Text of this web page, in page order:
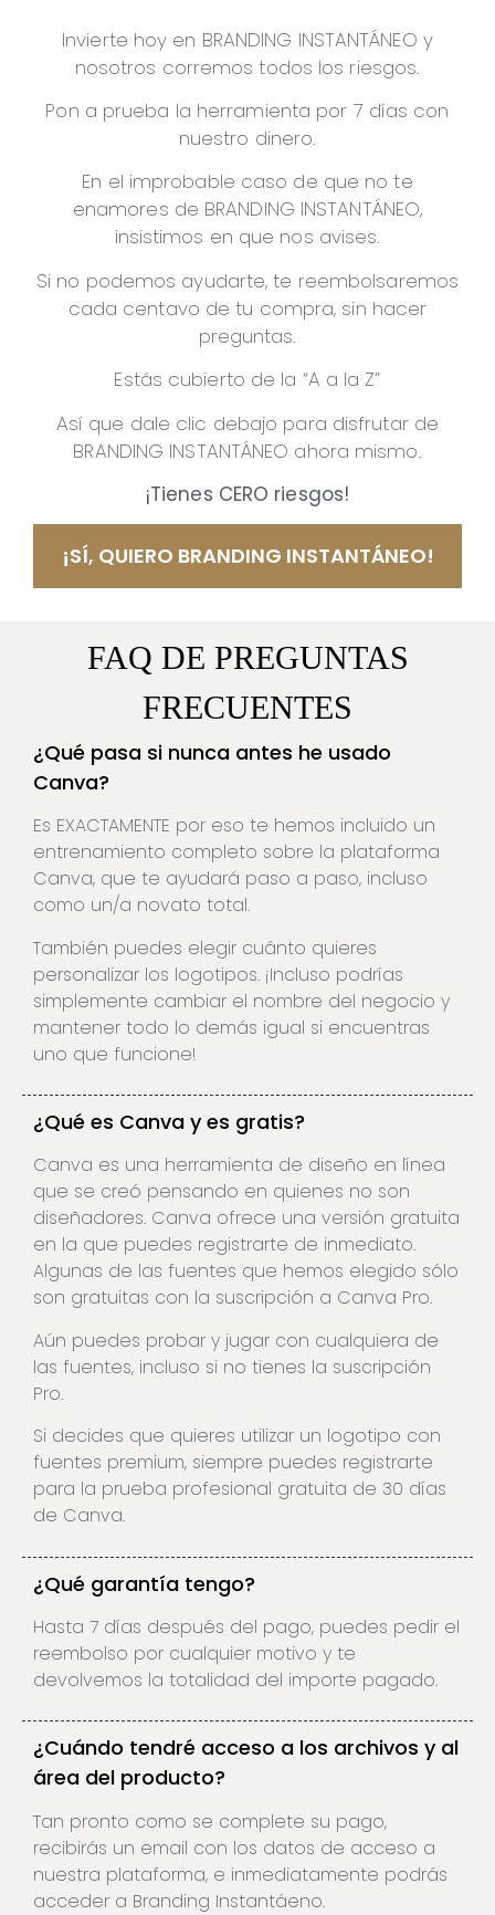
Invierte hoy en BRANDING INSTANTÁNEO y
nosotros corremos todos los riesgos.
Pon a prueba la herramienta por 7 días con
nuestro dinero.
En el improbable caso de que no te
enamores de BRANDING INSTANTÁNEO,
insistimos en que nos avises.
Si no podemos ayudarte, te reembolsaremos
cada centavo de tu compra, sin hacer
preguntas.
Estás cubierto de la “A a la Z”
Así que dale clic debajo para disfrutar de
BRANDING INSTANTÁNEO ahora mismo.
¡Tienes CERO riesgos!
¡SÍ, QUIERO BRANDING INSTANTÁNEO!
FAQ DE PREGUNTAS
FRECUENTES
¿Qué pasa si nunca antes he usado
Canva?
Es EXACTAMENTE por eso te hemos incluido un
entrenamiento completo sobre la plataforma
Canva, que te ayudará paso a paso, incluso
como un/a novato total.
También puedes elegir cuánto quieres
personalizar los logotipos. ¡Incluso podrías
simplemente cambiar el nombre del negocio y
mantener todo lo demás igual si encuentras
uno que funcione!
¿Qué es Canva y es gratis?
Canva es una herramienta de diseño en línea
que se creó pensando en quienes no son
diseñadores. Canva ofrece una versión gratuita
en la que puedes registrarte de inmediato.
Algunas de las fuentes que hemos elegido sólo
son gratuitas con la suscripción a Canva Pro.
Aún puedes probar y jugar con cualquiera de
las fuentes, incluso si no tienes la suscripción
Pro.
Si decides que quieres utilizar un logotipo con
fuentes premium, siempre puedes registrarte
para la prueba profesional gratuita de 30 días
de Canva.
¿Qué garantía tengo?
Hasta 7 días después del pago, puedes pedir el
reembolso por cualquier motivo y te
devolvemos la totalidad del importe pagado.
¿Cuándo tendré acceso a los archivos y al
área del producto?
Tan pronto como se complete su pago,
recibirás un email con los datos de acceso a
nuestra plataforma, e inmediatamente podrás
acceder a Branding Instantáeno.